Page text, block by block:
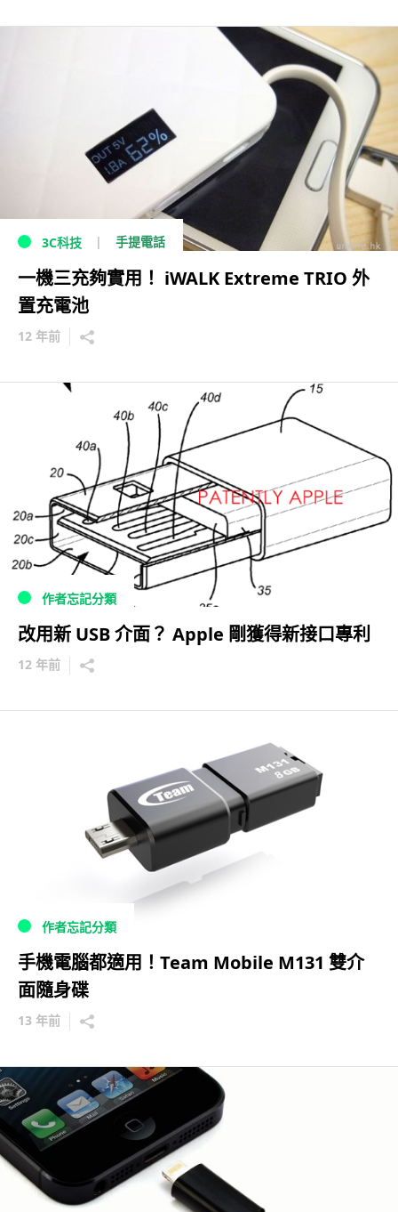
3C科技 手提電話
一機三充夠實用！ iWALK Extreme TRIO 外
置充電池
12 年前
作者忘記分類
改用新 USB 介面？ Apple 剛獲得新接口專利
12 年前
作者忘記分類
手機電腦都適用！Team Mobile M131 雙介
面隨身碟
13 年前